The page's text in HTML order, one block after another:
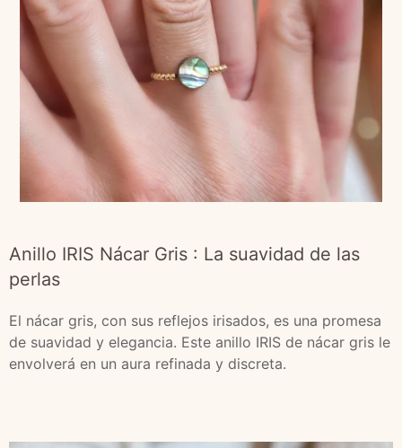
Anillo IRIS Nácar Gris : La suavidad de las
perlas
El nácar gris, con sus reflejos irisados, es una promesa
de suavidad y elegancia. Este anillo IRIS de nácar gris le
envolverá en un aura refinada y discreta.